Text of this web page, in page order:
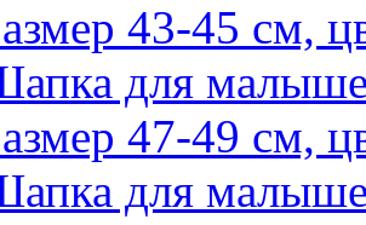
43-45 см,
для
47-49 см,
для